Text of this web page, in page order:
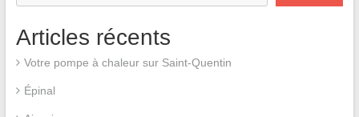
Articles récents
Votre pompe à chaleur sur Saint-Quentin
Épinal